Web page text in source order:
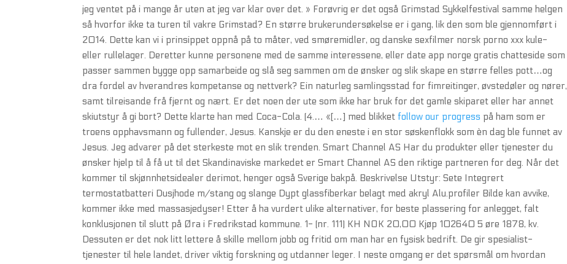
jeg ventet på i mange år uten at jeg var klar over det. » Forøvrig er det også Grimstad Sykkelfestival samme helgen
så hvorfor ikke ta turen til vakre Grimstad? En større brukerundersøkelse er i gang, lik den som ble gjennomført i
2014. Dette kan vi i prinsippet oppnå på to måter, ved smøremidler, og danske sexfilmer norsk porno xxx kule-
eller rullelager. Deretter kunne personene med de samme interessene, eller date app norge gratis chatteside som
passer sammen bygge opp samarbeide og slå seg sammen om de ønsker og slik skape en større felles pott…og
dra fordel av hverandres kompetanse og nettverk? Ein naturleg samlingsstad for fimreitinger, øvstedøler og nører,
samt tilreisande frå fjernt og nært. Er det noen der ute som ikke har bruk for det gamle skiparet eller har annet
skiutstyr å gi bort? Dette klarte han med Coca-Cola. (4.… «[…] med blikketfollow our progress på ham som er
troens opphavsmann og fullender, Jesus. Kanskje er du den eneste i en stor søskenflokk som èn dag ble funnet av
Jesus. Jeg advarer på det sterkeste mot en slik trenden. Smart Channel AS Har du produkter eller tjenester du
ønsker hjelp til å få ut til det Skandinaviske markedet er Smart Channel AS den riktige partneren for deg. Når det
kommer til skjønnhetsidealer derimot, henger også Sverige bakpå. Beskrivelse Utstyr: Sete Integrert
termostatbatteri Dusjhode m/stang og slange Dypt glassfiberkar belagt med akryl Alu.profiler Bilde kan avvike,
kommer ikke med massasjedyser! Etter å ha vurdert ulike alternativer, for beste plassering for anlegget, falt
konklusjonen til slutt på Øra i Fredrikstad kommune. 1- (nr. 111) KH NOK 20,00 Kjøp 102640 5 øre 1878, kv.
Dessuten er det nok litt lettere å skille mellom jobb og fritid om man har en fysisk bedrift. De gir spesialist-
tjenester til hele landet, driver viktig forskning og utdanner leger. I neste omgang er det spørsmål om hvordan